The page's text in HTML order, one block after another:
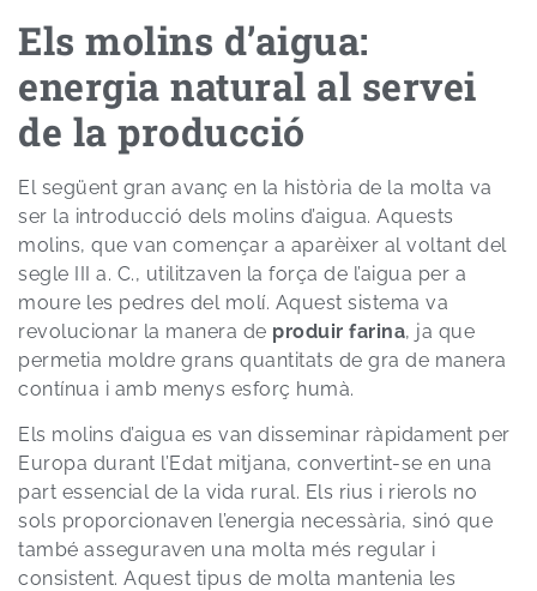
Els molins d’aigua:
energia natural al servei
de la producció
El següent gran avanç en la història de la molta va
ser la introducció dels molins d’aigua. Aquests
molins, que van començar a aparèixer al voltant del
segle III a. C., utilitzaven la força de l’aigua per a
moure les pedres del molí. Aquest sistema va
revolucionar la manera de produir farina, ja que
permetia moldre grans quantitats de gra de manera
contínua i amb menys esforç humà.
Els molins d’aigua es van disseminar ràpidament per
Europa durant l’Edat mitjana, convertint-se en una
part essencial de la vida rural. Els rius i rierols no
sols proporcionaven l’energia necessària, sinó que
també asseguraven una molta més regular i
consistent. Aquest tipus de molta mantenia les